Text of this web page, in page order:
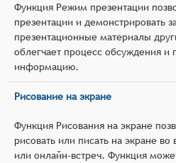
Функция Режим презентации
презентации и демонстрировать
презентационные материалы
облегчает процесс обсуждения и
информацию.
Рисование на экране
Функция Рисования на экране
рисовать или писать на экране
или онлайн-встреч. Функция